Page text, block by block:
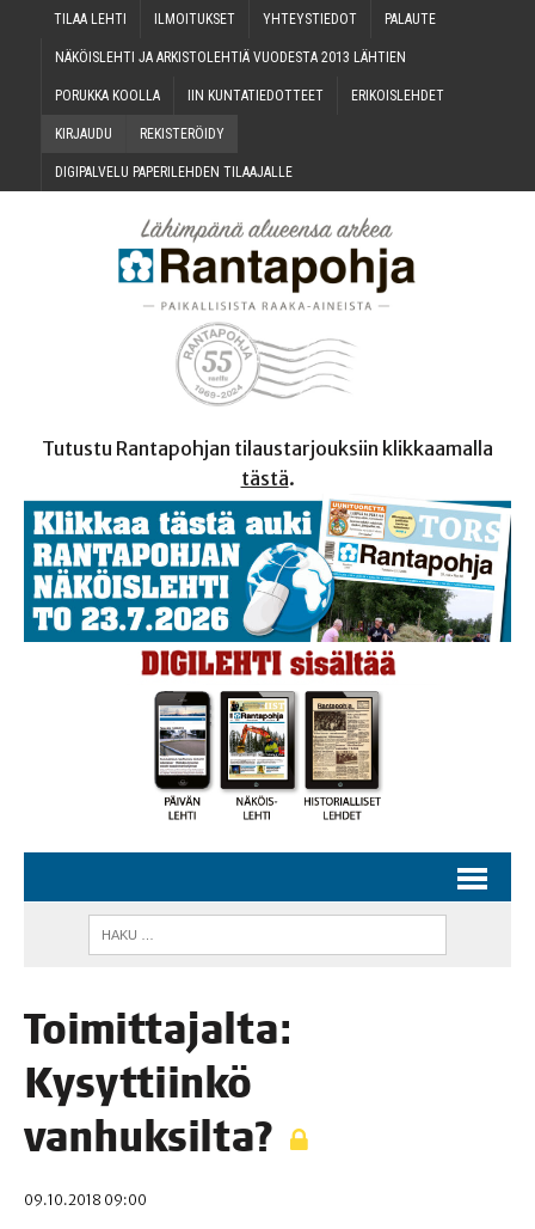
TILAA LEH­TI ILMOI­TUK­SET YHTEYS­TIE­DOT PALAU­TE
NÄKÖIS­LEH­TI JA ARKIS­TO­LEH­TIÄ VUO­DES­TA 2013 LÄHTIEN
PORUK­KA KOOLLA IIN KUN­TA­TIE­DOT­TEET ERI­KOIS­LEH­DET
KIR­JAU­DU REKIS­TE­RÖI­DY
DIGI­PAL­VE­LU PAPE­RI­LEH­DEN TILAAJALLE
Tutustu Rantapohjan tilaustarjouksiin klikkaamalla
tästä.
Toi­mit­ta­jal­ta:
Kysyt­tiin­kö
vanhuksilta?
09.10.2018 09:00